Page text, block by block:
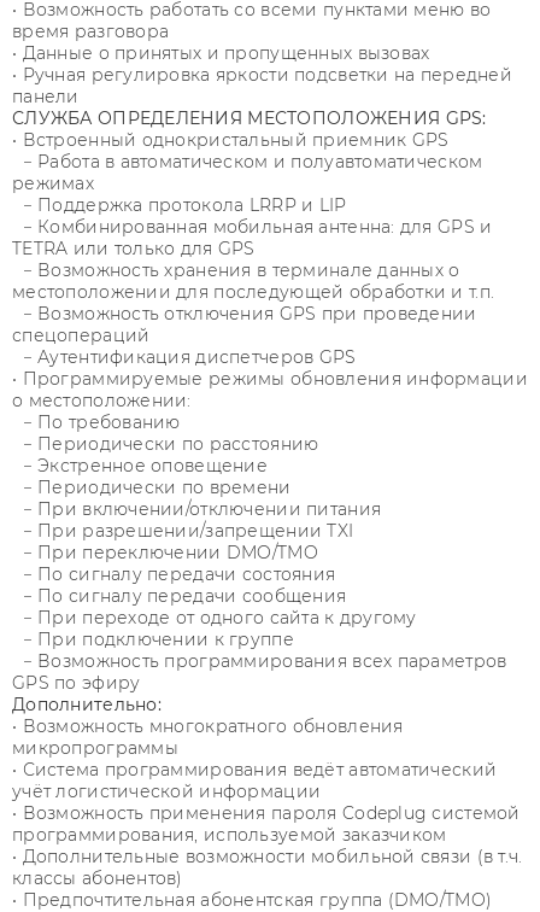
• Возможность работать со всеми пунктами меню во
время разговора
• Данные о принятых и пропущенных вызовах
• Ручная регулировка яркости подсветки на передней
панели
СЛУЖБА ОПРЕДЕЛЕНИЯ МЕСТОПОЛОЖЕНИЯ GPS:
• Встроенный однокристальный приемник GPS
− Работа в автоматическом и полуавтоматическом
режимах
− Поддержка протокола LRRP и LIP
− Комбинированная мобильная антенна: для GPS и
TETRA или только для GPS
− Возможность хранения в терминале данных о
местоположении для последующей обработки и т.п.
− Возможность отключения GPS при проведении
спецопераций
− Аутентификация диспетчеров GPS
• Программируемые режимы обновления информации
о местоположении:
− По требованию
− Периодически по расстоянию
− Экстренное оповещение
− Периодически по времени
− При включении/отключении питания
− При разрешении/запрещении TXI
− При переключении DMO/TMO
− По сигналу передачи состояния
− По сигналу передачи сообщения
− При переходе от одного сайта к другому
− При подключении к группе
− Возможность программирования всех параметров
GPS по эфиру
Дополнительно:
• Возможность многократного обновления
микропрограммы
• Система программирования ведёт автоматический
учёт логистической информации
• Возможность применения пароля Codeplug системой
программирования, используемой заказчиком
• Дополнительные возможности мобильной связи (в т.ч.
классы абонентов)
• Предпочтительная абонентская группа (DMO/TMO)